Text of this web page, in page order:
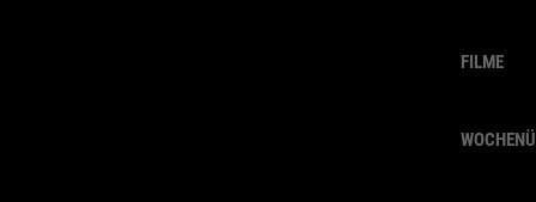
FILME